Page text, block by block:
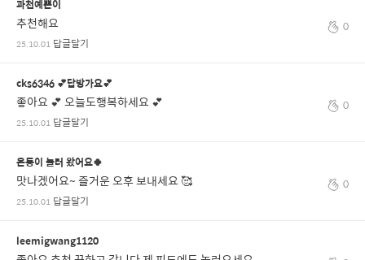
과천예쁜이
추천해요
25.10.01 답글달기
0
cks6346 💕답방가요💕
좋아요 💕 오늘도행복하세요 💕
25.10.01 답글달기
0
은동이 놀러 왔어요🍀
맛나겠어요~ 즐거운 오후 보내세요 🥰
25.10.01 답글달기
0
leemigwang1120